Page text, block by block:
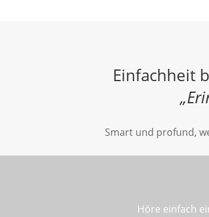
Einfachheit
Smart und profund,
Höre einfach